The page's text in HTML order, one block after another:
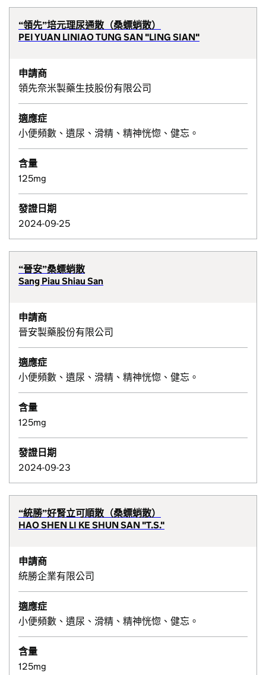
“領先”培元理尿通散（桑螵蛸散）
PEI YUAN LINIAO TUNG SAN "LING SIAN"
申請商
領先奈米製藥生技股份有限公司
適應症
小便頻數、遺尿、滑精、精神恍惚、健忘。
含量
125mg
發證日期
2024-09-25
“晉安”桑螵蛸散
Sang Piau Shiau San
申請商
晉安製藥股份有限公司
適應症
小便頻數、遺尿、滑精、精神恍惚、健忘。
含量
125mg
發證日期
2024-09-23
“統勝”好腎立可順散（桑螵蛸散）
HAO SHEN LI KE SHUN SAN "T.S."
申請商
統勝企業有限公司
適應症
小便頻數、遺尿、滑精、精神恍惚、健忘。
含量
125mg